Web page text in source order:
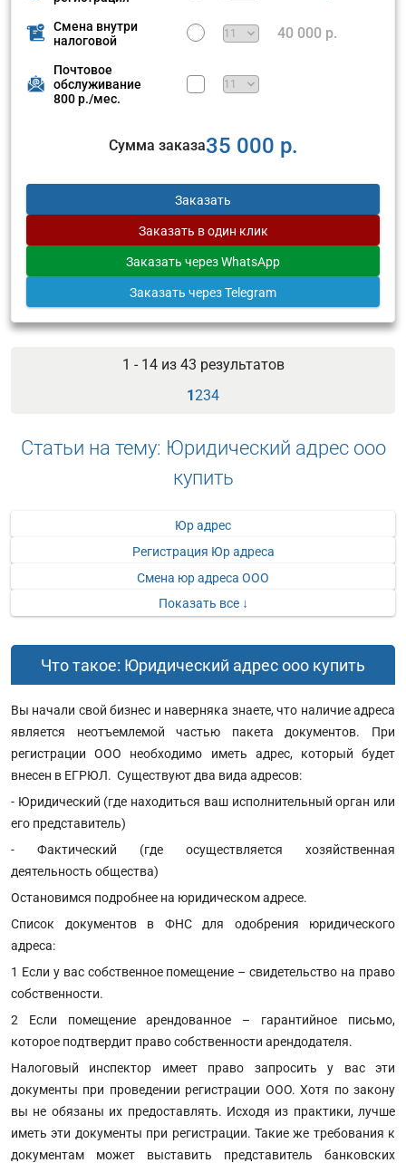
Смена внутри
налоговой
40 000 р.
Почтовое
обслуживание
800 р./мес.
Сумма заказа35 000 р.
Заказать
Заказать в один клик
Заказать через WhatsApp
Заказать через Telegram
1 - 14 из 43 результатов
1234
Статьи на тему: Юридический адрес ооо
купить
Юр адрес
Регистрация Юр адреса
Смена юр адреса ООО
Показать все ↓
Что такое: Юридический адрес ооо купить
Вы начали свой бизнес и наверняка знаете, что наличие адреса
является неотъемлемой частью пакета документов. При
регистрации ООО необходимо иметь адрес, который будет
внесен в ЕГРЮЛ. Существуют два вида адресов:
- Юридический (где находиться ваш исполнительный орган или
его представитель)
- Фактический (где осуществляется хозяйственная
деятельность общества)
Остановимся подробнее на юридическом адресе.
Список документов в ФНС для одобрения юридического
адреса:
1 Если у вас собственное помещение – свидетельство на право
собственности.
2 Если помещение арендованное – гарантийное письмо,
которое подтвердит право собственности арендодателя.
Налоговый инспектор имеет право запросить у вас эти
документы при проведении регистрации ООО. Хотя по закону
вы не обязаны их предоставлять. Исходя из практики, лучше
иметь эти документы при регистрации. Такие же требования к
документам может выставить представитель банковских